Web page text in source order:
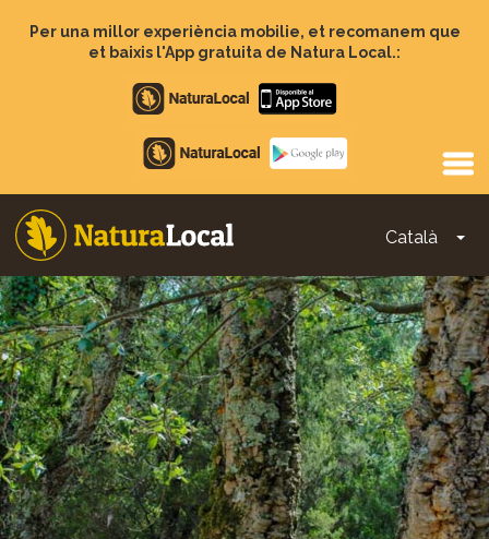
Per una millor experiència mobilie, et recomanem que
et baixis l'App gratuita de Natura Local.:
Apple
store
Google
Play
Català
Main
navigation